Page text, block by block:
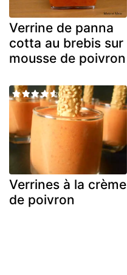
Verrine de panna
cotta au brebis sur
mousse de poivron
Verrines à la crème
de poivron